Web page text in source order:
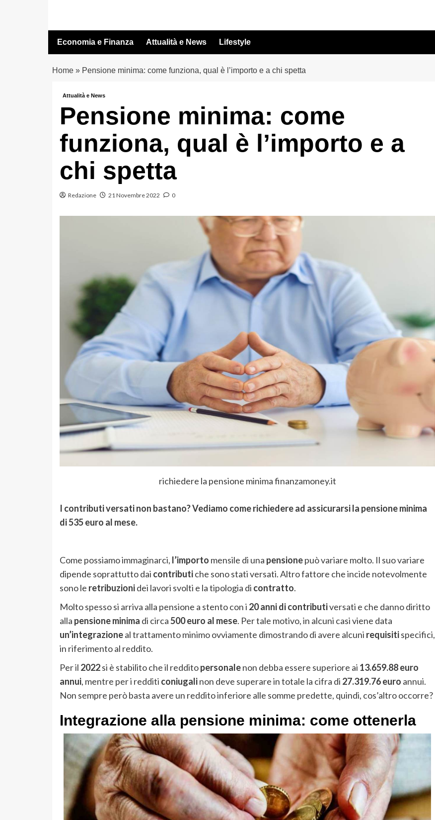
contenuto
Economia e Finanza Attualità e News Lifestyle
Home» Pensione minima: come funziona, qual è l’importo e a chi spetta
Attualità e News
Pensione minima: come
funziona, qual è l’importo e a
chi spetta
Redazione 21 Novembre 2022 0
richiedere la pensione minima finanzamoney.it
I contributi versati non bastano? Vediamo come richiedere ad assicurarsi la pensione minima
di 535 euro al mese.
Come possiamo immaginarci, l’importo mensile di una pensionepuò variare molto. Il suo variare
dipende soprattutto dai contributiche sono stati versati. Altro fattore che incide notevolmente
sono le retribuzionidei lavori svolti e la tipologia di contratto.
Molto spesso si arriva alla pensione a stento con i 20 anni di contributiversati e che danno diritto
alla pensione minima di circa500 euro al mese. Per tale motivo, in alcuni casi viene data
un’integrazioneal trattamento minimo ovviamente dimostrando di avere alcuni requisitispecifici,
in riferimento al reddito.
Per il 2022si è stabilito che il redditopersonalenon debba essere superiore ai 13.659.88 euro
annui, mentre per i redditi coniugalinon deve superare in totale la cifra di 27.319.76 euro annui.
Non sempre però basta avere un reddito inferiore alle somme predette, quindi, cos’altro occorre?
Integrazione alla pensione minima: come ottenerla